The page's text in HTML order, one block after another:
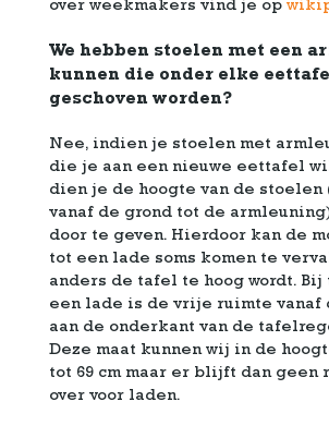
over weekmakers vind je op
We hebben stoelen met een
kunnen die onder elke
geschoven worden?
Nee, indien je stoelen met
die je aan een nieuwe eettafel
dien je de hoogte van de stoelen
vanaf de grond tot de
door te geven. Hierdoor kan de
tot een lade soms komen te
anders de tafel te hoog wordt. Bij
een lade is de vrije ruimte vanaf
aan de onderkant van de
Deze maat kunnen wij in de
tot 69 cm maar er blijft dan geen
over voor laden.